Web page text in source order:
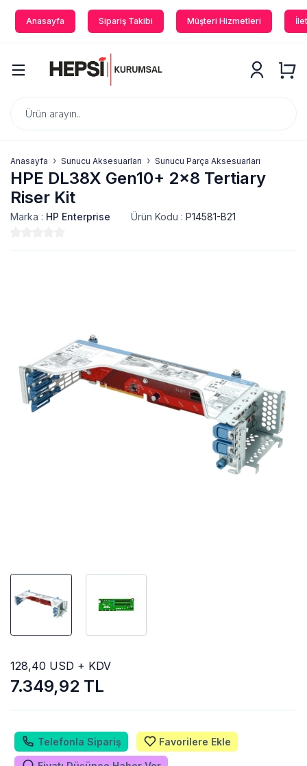
Anasayfa Sipariş Takibi Müşteri Hizmetleri
Anasayfa Sunucu Aksesuarları Sunucu Parça Aksesuarları
HPE DL38X Gen10+ 2x8 Tertiary
Riser Kit
Marka : HP Enterprise Ürün Kodu : P14581-B21
7.349,92 TL
128,40 USD + KDV
Telefonla Sipariş Favorilere Ekle